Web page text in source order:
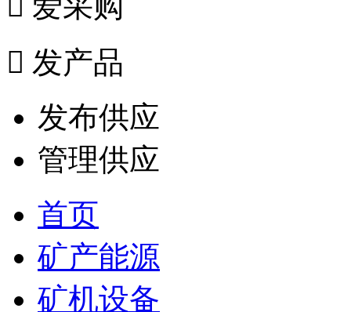
 发产品
发布供应
管理供应
首页
矿产能源
矿机设备